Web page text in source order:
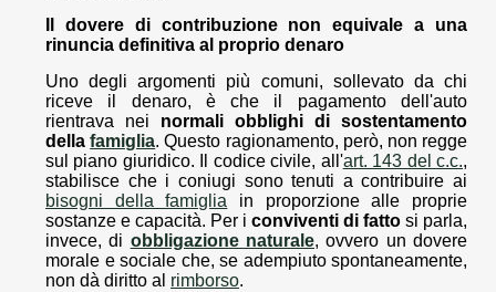
Il dovere di contribuzione non equivale a una
rinuncia definitiva al proprio denaro
Uno degli argomenti più comuni, sollevato da chi
riceve il denaro, è che il pagamento dell'auto
rientrava nei normali obblighi di sostentamento
dellafamiglia. Questo ragionamento, però, non regge
sul piano giuridico. Il codice civile, all'art. 143 del c.c.,
stabilisce che i coniugi sono tenuti a contribuire ai
bisogni della famiglia in proporzione alle proprie
sostanze e capacità. Per i conviventi di fatto si parla,
invece, di obbligazione naturale, ovvero un dovere
morale e sociale che, se adempiuto spontaneamente,
non dà diritto al rimborso.